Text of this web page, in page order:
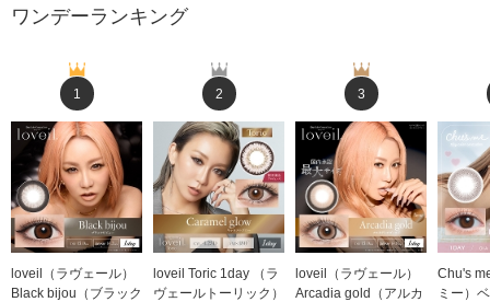
ワンデーランキング
1
loveil（ラヴェール）
Black bijou（ブラック
2
loveil Toric 1day （ラ
ヴェールトーリック）
3
loveil（ラヴェール）
Arcadia gold（アルカ
Chu's
ミー）